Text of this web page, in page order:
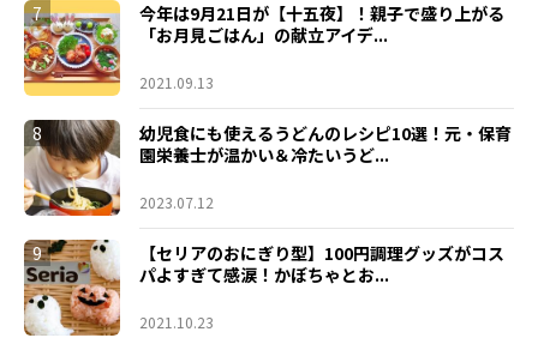
7
今年は9月21日が【十五夜】！親子で盛り上がる
「お月見ごはん」の献立アイデ...
2021.09.13
8
幼児食にも使えるうどんのレシピ10選！元・保育
園栄養士が温かい＆冷たいうど...
2023.07.12
9
【セリアのおにぎり型】100円調理グッズがコス
パよすぎて感涙！かぼちゃとお...
2021.10.23